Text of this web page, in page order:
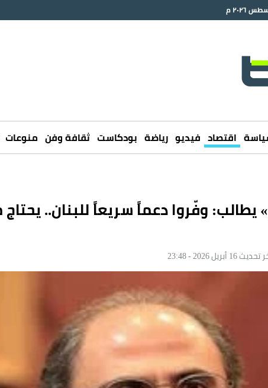
اقتصاد فيديو رياضة بودكاست ثقافة وفن منوعات
يطالب: وفّروا دعماً سريعاً للبنان..